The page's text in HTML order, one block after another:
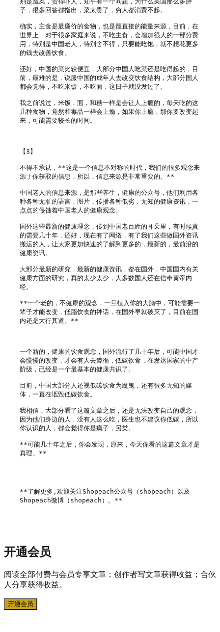
子，很多回答都指出，菜太贵了，穷人都消费不起。
确实，主食是最廉价的食物，也是最直接的能量来源，目前，在
世界上，对于很多家庭来说，不吃主食，会增加很大的一部分费
用，特别是中国老人，特别舍不得，只要能吃饱，就不想花更多
的钱去改善饮食。
还好，中国的菜比较便宜，大部分中国人吃菜还是吃得起的，目
前，最难的是，说服中国的成年人去改变饮食结构，大部分国人
都会觉得，不吃米饭，不吃面，这日子就没发过了。
我之前说过，米饭，面，和糖一样是会让人上瘾的，每天吃的这
几种食物，竟然和毒品一样会上瘾，如果你上瘾，那你要改变起
来，可能需要较长的时间。
【3】
不得不承认，**这是一个信息不对称的时代，我们的很多观念来
源于你获取的信息，所以，信息来源是非常重要的。**
中国老人的信息来源，是那些养生，健康的公众号，他们利用各
种各种无耻的语言，图片，传播各种低劣，无知的健康资讯，一
点点的侵蚀着中国老人的健康观念。
国外这些最新的健康理念，传到中国老百姓的耳朵里，有时候真
的需要几十年，还好，现在有了网络，有了我们这些做国外资讯
搬运的人，让大家更加快速的了解到更多的，最新的，最前沿的
健康资讯。
大部分最新的研究，最新的健康资讯，都在国外，中国国内有关
健康方面的研究，真的太少太少，大多数国人还在信奉黄帝内
经。
**一个老的，不健康的观念，一旦植入你的大脑中，可能需要一
辈子才能改变，低脂饮食的神话，在国外早就破灭了，目前在国
内还是大行其道。**
一个新的，健康的饮食观念，国外流行了几十年后，可能中国才
会慢慢的改变，才会有人去遵循，低碳饮食，在发达国家的中产
阶级，已经是一个最基本的健康共识了。
目前，中国大部分人还视低碳饮食为魔鬼，还有很多无知的媒
体，一直在诋毁低碳饮食。
我相信，大部分看了这篇文章之后，还是无法改变自己的观念，
因为他们身边的人，没有人这么吃，医生也不建议你低碳，所以
你认识的人，都会觉得你是疯子，另类。
**可能几十年之后，你会发现，原来，今天你看的这篇文章才是
真理。**
**了解更多,欢迎关注Shopeach公众号（shopeach）以及
Shopeach微博（shopeach）。**
开通会员
阅读全部付费与会员专享文章；创作者写文章获得收益；合伙
人分享获得收益。
开通会员